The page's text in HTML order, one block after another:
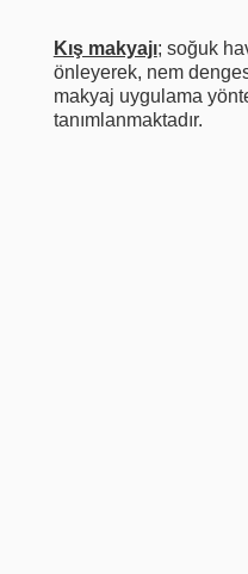
Kış makyajı; soğuk
önleyerek, nem
makyaj uygulama
tanımlanmaktadır.